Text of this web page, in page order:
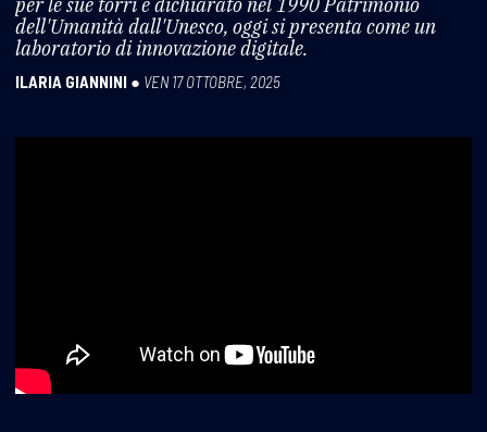
dell'Umanità dall'Unesco, oggi si presenta come un
laboratorio di innovazione digitale.
ILARIA GIANNINI ● VEN 17 OTTOBRE, 2025